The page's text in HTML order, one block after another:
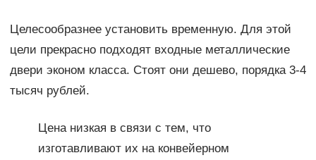
Целесообразнее установить временную. Для этой
цели прекрасно подходят входные металлические
двери эконом класса. Стоят они дешево, порядка 3-4
тысяч рублей.
Цена низкая в связи с тем, что
изготавливают их на конвейерном